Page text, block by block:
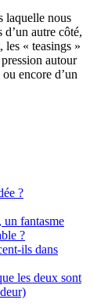
laquelle nous
autre côté,
les « teasings »
autour
encore d’un
?
fantasme
?
ils dans
les deux sont